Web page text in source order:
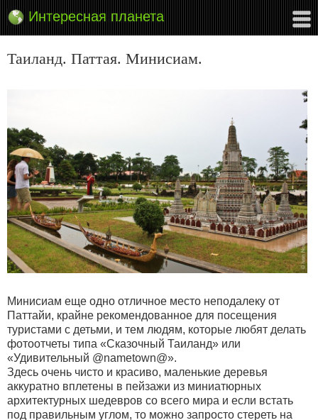
Интересная планета
Таиланд. Паттая. Минисиам.
Минисиам еще одно отличное место неподалеку от
Паттайи, крайне рекомендованное для посещения
туристами с детьми, и тем людям, которые любят делать
фотоотчеты типа «Сказочный Таиланд» или
«Удивительный @nametown@».
Здесь очень чисто и красиво, маленькие деревья
аккуратно вплетены в пейзажи из миниатюрных
архитектурных шедевров со всего мира и если встать
под правильным углом, то можно запросто стереть на